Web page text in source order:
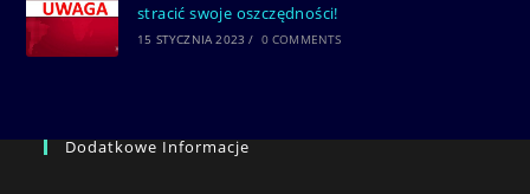
stracić swoje oszczędności!
15 STYCZNIA 2023 / 0 COMMENTS
Dodatkowe Informacje